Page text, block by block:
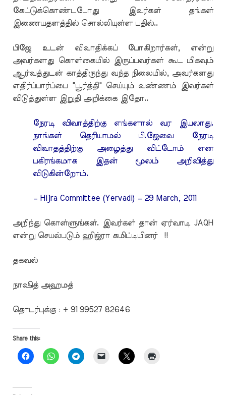
கேட்டுக்கொண்டபோது இவர்கள் தங்கள்
இணையதளத்தில் சொல்லியுள்ள பதில்..
பிஜே உடன் விவாதிக்கப் போகிறார்கள், என்று
அவர்களது கொள்கையில் இருப்பவர்கள் கூட மிகவும்
ஆர்வத்துடன் காத்திருந்து வந்த நிலையில், அவர்களது
எதிர்ப்பார்ப்பை "பூர்த்தி" செய்யும் வண்ணம் இவர்கள்
விடுத்துள்ள இறுதி அறிக்கை இதோ..
நேரடி விவாத்திற்கு எங்களால் வர இயலாது.
நாங்கள் தெரியாமல் பி.ஜேவை நேரடி
விவாதத்திற்கு அழைத்து விட்டோம் என
பகிரங்கமாக இதன் மூலம் அறிவித்து
விடுகின்றோம்.
– Hijra Committee (Yervadi) – 29 March, 2011
அறிந்து கொள்ளுங்கள். இவர்கள் தான் ஏர்வாடி JAQH
என்று செயல்படும் ஹிஜ்ரா கமிட்டியினர் !!
தகவல்
நாஷித் அஹமத்
தொடர்புக்கு : + 91 99527 82646
Share this: